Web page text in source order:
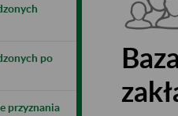
po
przyznania